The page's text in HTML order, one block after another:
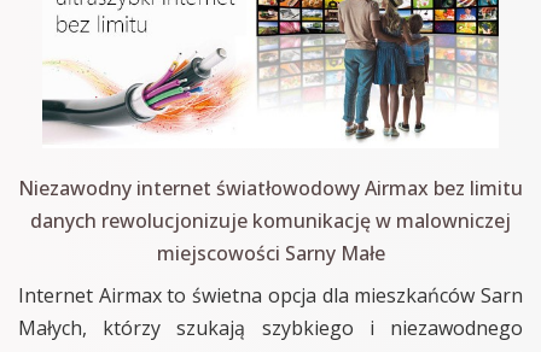
Niezawodny internet światłowodowy Airmax bez limitu
danych rewolucjonizuje komunikację w malowniczej
miejscowości Sarny Małe
Internet Airmax to świetna opcja dla mieszkańców Sarn
Małych, którzy szukają szybkiego i niezawodnego